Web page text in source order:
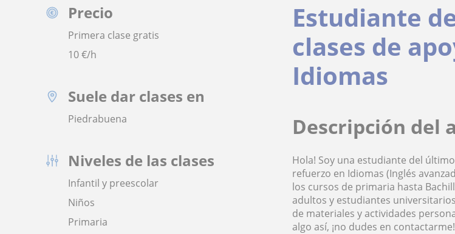
Precio
Primera clase gratis
10€/h
Suele dar clases en
Piedrabuena
Niveles de las clases
Infantil y preescolar
Niños
Primaria
Estudiante
clases de
Idiomas
Descripción del
Hola! Soy una estudiante del
refuerzo en Idiomas (Inglés
los cursos de primaria hasta
adultos y estudiantes
de materiales y actividades
algo así, ¡no dudes en contactarme!